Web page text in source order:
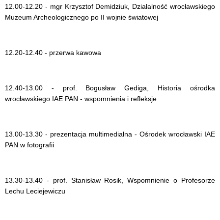
12.00-12.20 - mgr Krzysztof Demidziuk, Działalność wrocławskiego
Muzeum Archeologicznego po II wojnie światowej
12.20-12.40 - przerwa kawowa
12.40-13.00 - prof. Bogusław Gediga, Historia ośrodka
wrocławskiego IAE PAN - wspomnienia i refleksje
13.00-13.30 - prezentacja multimedialna - Ośrodek wrocławski IAE
PAN w fotografii
13.30-13.40 - prof. Stanisław Rosik, Wspomnienie o Profesorze
Lechu Leciejewiczu